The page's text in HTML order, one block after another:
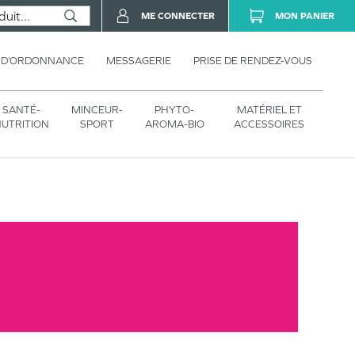
MESSAGERIE PRISE DE RENDEZ-VOUS
SANTÉ-
MINCEUR-
SPORT
PHYTO-
AROMA-BIO
MATÉRIEL ET
ACCESSOIRES
ME CONNECTER MON PANIER